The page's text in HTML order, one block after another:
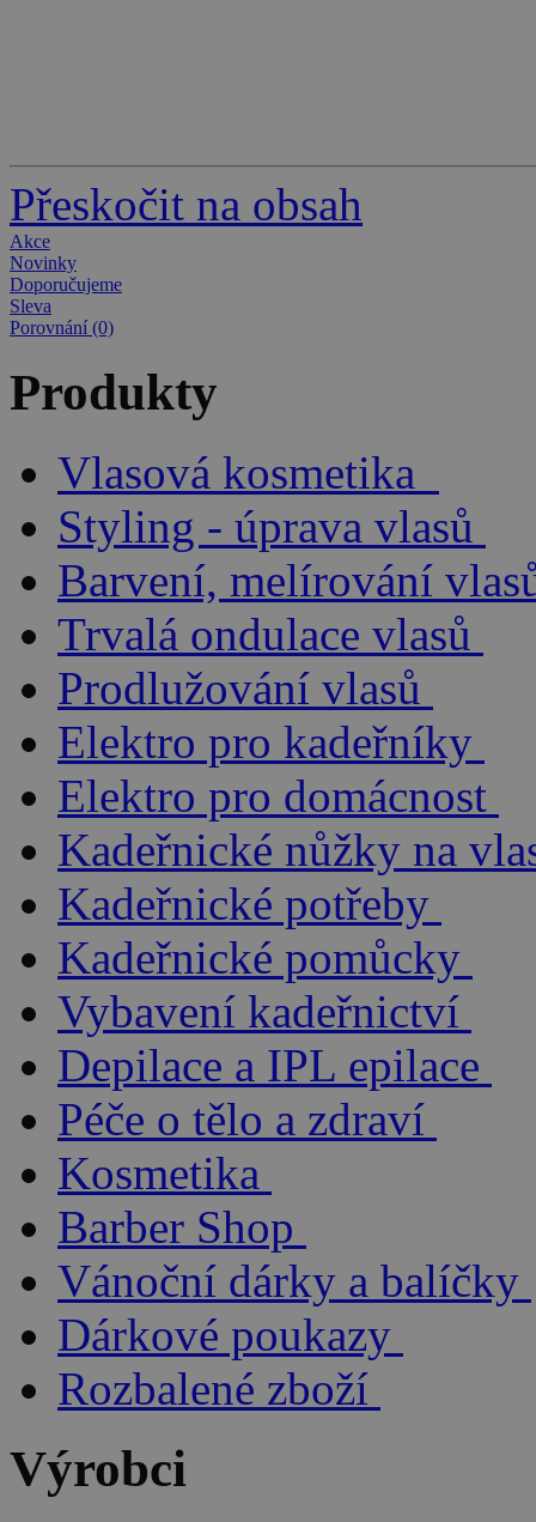
Přeskočit na obsah
Akce
Novinky
Doporučujeme
Sleva
Porovnání (0)
Produkty
Vlasová kosmetika
Styling - úprava vlasů
Barvení, melírování
Trvalá ondulace vlasů
Prodlužování vlasů
Elektro pro kadeřníky
Elektro pro domácnost
Kadeřnické nůžky na
Kadeřnické potřeby
Kadeřnické pomůcky
Vybavení kadeřnictví
Depilace a IPL epilace
Péče o tělo a zdraví
Kosmetika
Barber Shop
Vánoční dárky a balíčky
Dárkové poukazy
Rozbalené zboží
Výrobci